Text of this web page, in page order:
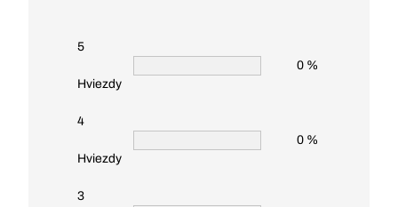
5
Hviezdy
0 %
4
Hviezdy
0 %
3